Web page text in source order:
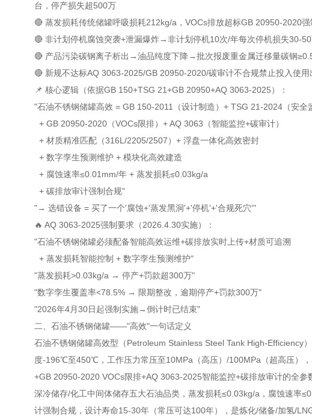
台，停产损失超500万
🔴 蒸发损耗传统储罐呼吸损耗212kg/a，VOCs排放超标GB 20950-2020
🔴 非计划停机腐蚀突袭+泄漏爆炸→非计划停机10次/年每次停机损失30-
🔴 产品污染碳钢离子析出→油品纯度下降→批次报废重金属迁移量碳钢
🔴 新规不达标AQ 3063-2025/GB 20950-2020/碳审计不合规禁止投入使用
📌 核心逻辑（依据GB 150+TSG 21+GB 20950+AQ 3063-2025）：
"石油不锈钢储罐高效 = GB 150-2011（设计制造）+ TSG 21-2024（安全
+ GB 20950-2020（VOCs限排）+ AQ 3063（智能监控+碳审计）
+ 材质精准匹配（316L/2205/2507）+ 浮盘一体化高效密封
+ 数字孪生预测维护 + 模块化高效建造
+ 腐蚀速率≤0.01mm/年 + 蒸发损耗≤0.03kg/a
+ 碳排放审计强制合规"
"→ 选错设备 = 买了一个'腐蚀+'蒸发黑洞'+'停机'+'合规死穴'"
🔥 AQ 3063-2025强制要求（2026.4.30实施）：
"石油不锈钢储罐必须配备智能高效运维+碳排放实时上传+材质可追溯
+ 蒸发损耗智能控制 + 数字孪生预测维护"
"蒸发损耗>0.03kg/a → 停产+罚款超300万"
"数字孪生覆盖率<78.5% → 限期整改，逾期停产+罚款300万"
"2026年4月30日起强制实施→倒计时已结束"
二、石油不锈钢储罐——"高效"一句话定义
石油不锈钢储罐高效型（Petroleum Stainless Steel Tank High-Efficiency
度-196℃至450℃，工作压力常压至10MPa（高压）/100MPa（超高压）
+GB 20950-2020 VOCs限排+AQ 3063-2025智能监控+碳排放审计的全
深冷储存/化工中间体储存五大石油品类，蒸发损耗≤0.03kg/a，腐蚀速率
计强制合规，设计寿命15-30年（常压可达100年），是炼化/储备/加氢/